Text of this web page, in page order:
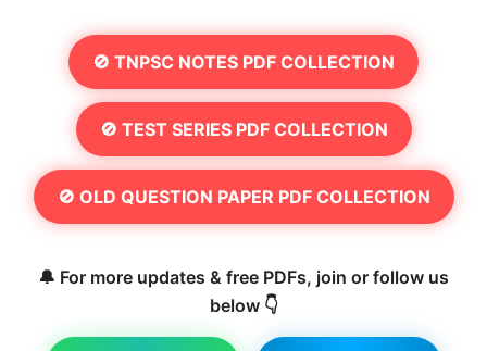
🚫 TNPSC NOTES PDF COLLECTION
🚫 TEST SERIES PDF COLLECTION
🚫 OLD QUESTION PAPER PDF COLLECTION
🔔 For more updates & free PDFs, join or follow us
below 👇